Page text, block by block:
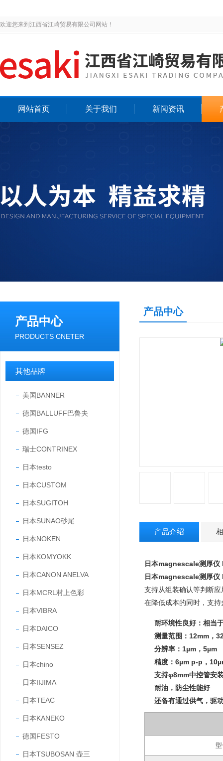
欢迎您来到江西省江崎贸易有限公司网站！
网站首页 关于我们 新闻资讯
产品中心
PRODUCTS CNETER
其他品牌
美国BANNER
德国BALLUFF巴鲁夫
德国IFG
瑞士CONTRINEX
日本testo
日本CUSTOM
日本SUGITOH
日本SUNAO砂尾
日本NOKEN
日本KOMYOKK
日本CANON ANELVA
日本MCRL村上色彩
日本VIBRA
日本DAICO
日本SENSEZ
日本chino
日本IIJIMA
日本TEAC
日本KANEKO
德国FESTO
日本TSUBOSAN 壶三
产品中心
产品介绍
日本magnescale测厚仪
日本magnescale测厚仪
支持从组装确认等判断
在降低成本的同时，支持
耐环境性良好：相当
测量范围：12mm，
分辨率：1µm，5µm
精度：6µm p-p，
支持φ8mm中控管安
耐油，防尘性能好
还备有通过供气，驱